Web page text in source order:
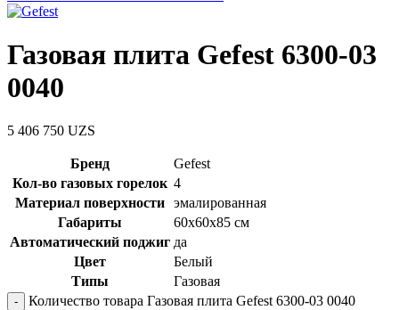
Газовая плита Gefest 6300-03
0040
5 406 750 UZS
Бренд
Gefest
Кол-во газовых горелок 4
Материал поверхности эмалированная
Габариты
60х60х85 см
Автоматический поджиг да
Цвет
Белый
Типы
Газовая
Количество товара Газовая плита Gefest 6300-03 0040